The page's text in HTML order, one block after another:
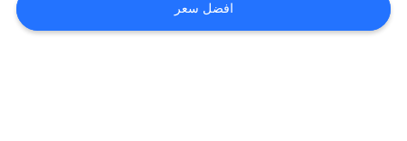
جميع
افضل سعر